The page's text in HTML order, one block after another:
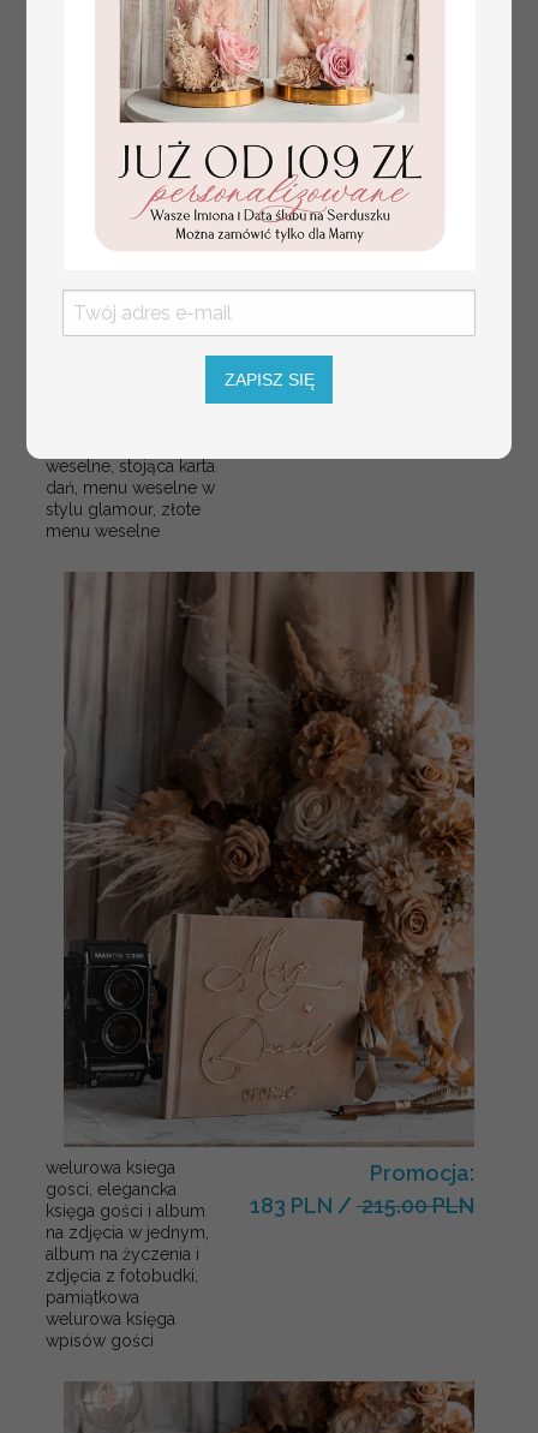
weselne, stojąca karta
dań, menu weselne w
stylu glamour, złote
menu weselne
welurowa ksiega
gosci, elegancka
księga gości i album
na zdjęcia w jednym,
album na życzenia i
zdjęcia z fotobudki,
pamiątkowa
welurowa księga
wpisów gości
Promocja:
183 PLN / 215.00 PLN
ZAPISZ SIĘ